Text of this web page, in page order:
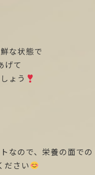
な状態で
げて
ょう
なので、栄養の面での
ださい